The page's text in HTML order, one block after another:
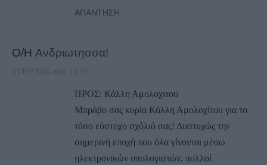
ΑΠΆΝΤΗΣΗ
Ο/Η Ανδριωτησσα!
31/03/2016 στις 13:35
ΠΡΟΣ: Κάλλη Αμολοχιτου
Μπράβο σας κυρία Κάλλη Αμολοχίτου για το
τόσο εύστοχο σχόλιό σας! Δυστυχώς την
σημερινή εποχή που όλα γίνονται μέσω
ηλεκτρονικών υπολογιστών, πολλοί